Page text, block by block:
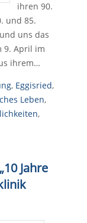
ihren 90.
und 85.
uns das
9. April im
ihrem…
, Eggisried,
Leben,
,
Jahre